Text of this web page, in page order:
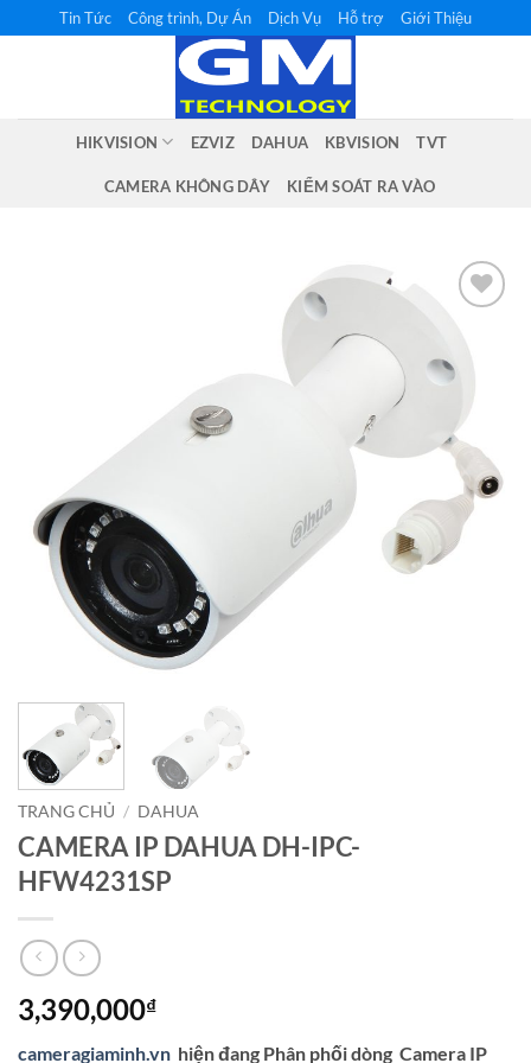
qua
Tin Tức Công trình, Dự Án Dịch Vụ Hỗ trợ Giới Thiệu
HIKVISION EZVIZ DAHUA KBVISION TVT
CAMERA KHÔNG DÂY KIỂM SOÁT RA VÀO
wishlist
TRANG CHỦ / DAHUA
CAMERA IP DAHUA DH-IPC-
HFW4231SP
3,390,000₫
cameragiaminh.vn hiện đang Phân phối dòng Camera IP